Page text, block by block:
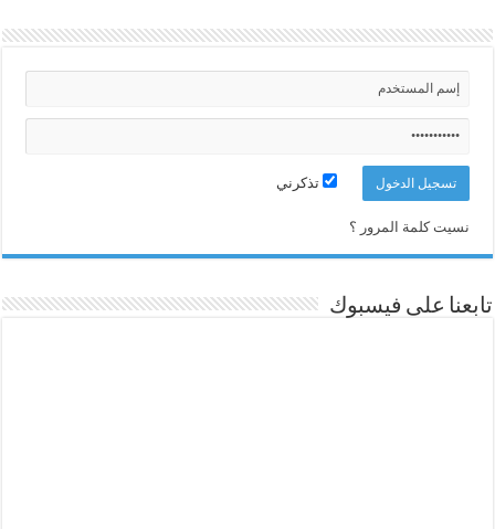
تذكرني
نسيت كلمة المرور ؟
تابعنا على فيسبوك